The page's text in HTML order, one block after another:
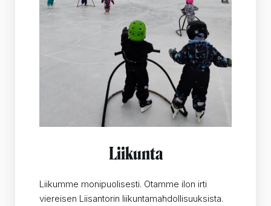
Liikunta
Liikumme monipuolisesti. Otamme ilon irti
viereisen Liisantorin liikuntamahdollisuuksista.